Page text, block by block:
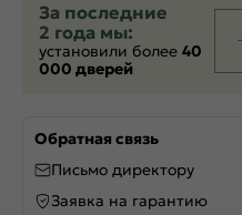
За последние
2 года мы:
установили более 40
000 дверей
Обратная связь
Письмо директору
Заявка на гарантию